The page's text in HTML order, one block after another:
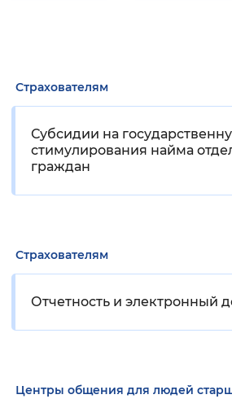
Страхователям
Субсидии на
стимулирования найма
граждан
Страхователям
Отчетность и электронный
Центры общения для людей